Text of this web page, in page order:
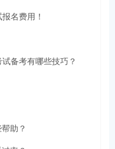
名费用！
备考有哪些技巧？
助？